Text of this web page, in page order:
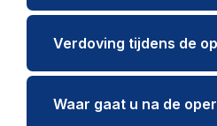
Verdoving tijdens de
Waar gaat u na de